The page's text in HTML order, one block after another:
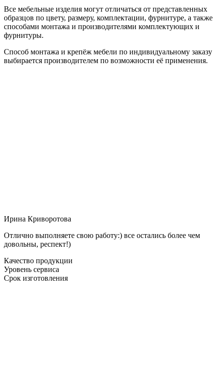
Все мебельные изделия могут отличаться от представленных
образцов по цвету, размеру, комплектации, фурнитуре, а также
способами монтажа и производителями комплектующих и
фурнитуры.
Способ монтажа и крепёж мебели по индивидуальному заказу
выбирается производителем по возможности её применения.
Ирина Криворотова
Отлично выполняете свою работу:) все остались более чем
довольны, респект!)
Качество продукции
Уровень сервиса
Срок изготовления